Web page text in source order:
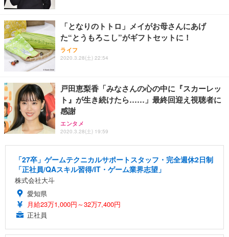
「となりのトトロ」メイがお母さんにあげ
た“とうもろこし”がギフトセットに！
ライフ
2020.3.28(土) 22:54
戸田恵梨香「みなさんの心の中に『スカーレッ
ト』が生き続けたら……」最終回迎え視聴者に
感謝
エンタメ
2020.3.28(土) 19:59
「27卒」ゲームテクニカルサポートスタッフ・完全週休2日制
「正社員/QAスキル習得/IT・ゲーム業界志望」
株式会社大斗
愛知県
月給23万1,000円～32万7,400円
正社員